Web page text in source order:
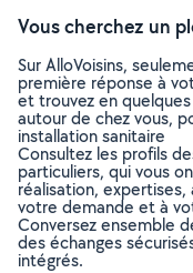
Vous cherchez un
Sur AlloVoisins,
première réponse à
et trouvez en
autour de chez vous,
installation sanitaire
Consultez les profils
particuliers, qui vous
réalisation,
votre demande et à
Conversez ensemble
des échanges
intégrés.